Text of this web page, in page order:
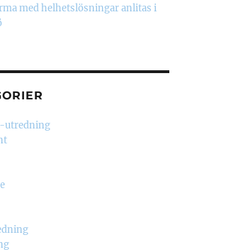
med helhetslösningar anlitas i
utredning